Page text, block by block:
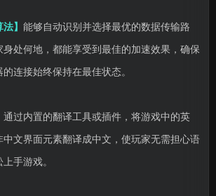
】 能够自动识别并选择最优的数据传输路
身处何地，都能享受到最佳的加速效果，确保
连接始终保持在最佳状态。
通过内置的翻译工具或插件，将游戏中的英
中文界面元素翻译成中文，使玩家无需担心语
手游戏。